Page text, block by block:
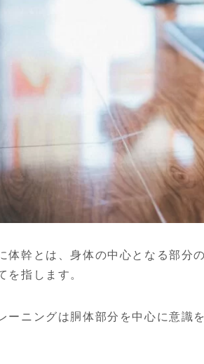
体幹とは、身体の中心となる部分
を指します。
ーニングは胴体部分を中心に意識